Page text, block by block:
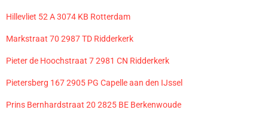
Hillevliet 52 A 3074 KB Rotterdam
Markstraat 70 2987 TD Ridderkerk
Pieter de Hoochstraat 7 2981 CN Ridderkerk
Pietersberg 167 2905 PG Capelle aan den IJssel
Prins Bernhardstraat 20 2825 BE Berkenwoude